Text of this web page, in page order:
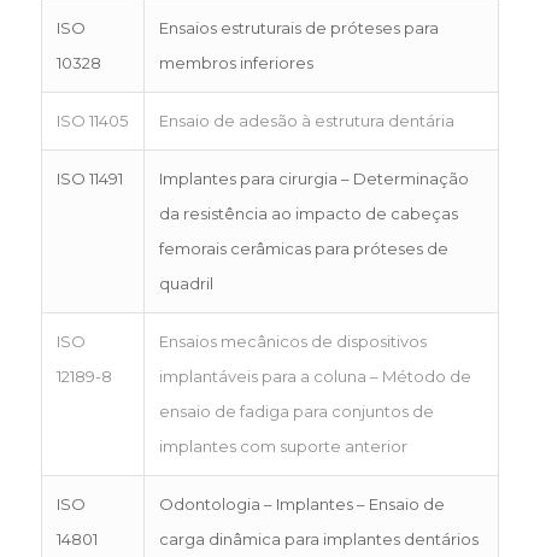
ISO
10328
Ensaios estruturais de próteses para
membros inferiores
ISO 11405 Ensaio de adesão à estrutura dentária
ISO 11491
Implantes para cirurgia – Determinação
da resistência ao impacto de cabeças
femorais cerâmicas para próteses de
quadril
ISO
12189-8
Ensaios mecânicos de dispositivos
implantáveis para a coluna – Método de
ensaio de fadiga para conjuntos de
implantes com suporte anterior
ISO
14801
Odontologia – Implantes – Ensaio de
carga dinâmica para implantes dentários